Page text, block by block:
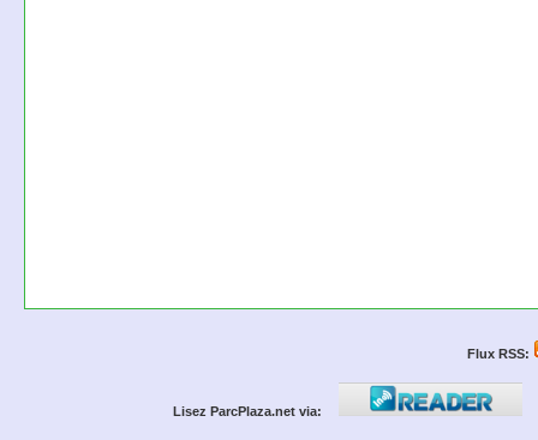
Flux RSS:
Lisez ParcPlaza.net via: